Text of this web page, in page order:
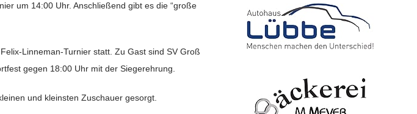
um 14:00 Uhr. Anschließend gibt es die “große
Linneman-Turnier statt. Zu Gast sind SV Groß
gegen 18:00 Uhr mit der Siegerehrung.
und kleinsten Zuschauer gesorgt.